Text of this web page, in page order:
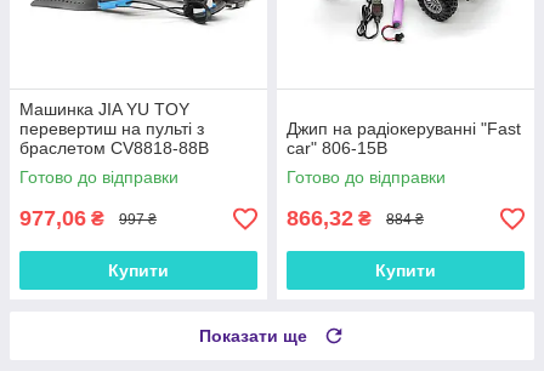
Машинка JIA YU TOY
перевертиш на пульті з
браслетом CV8818-88B
Готово до відправки
977,06 ₴ 997 ₴
Купити
Джип на радіокеруванні "Fast
car" 806-15B
Готово до відправки
866,32 ₴ 884 ₴
Купити
Показати ще